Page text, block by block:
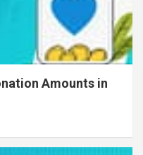
Amounts in